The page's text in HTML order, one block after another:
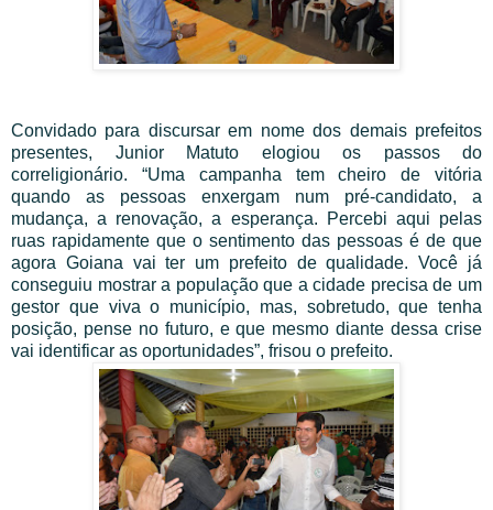
Convidado para discursar em nome dos demais prefeitos
presentes, Junior Matuto elogiou os passos do
correligionário. “Uma campanha tem cheiro de vitória
quando as pessoas enxergam num pré-candidato, a
mudança, a renovação, a esperança. Percebi aqui pelas
ruas rapidamente que o sentimento das pessoas é de que
agora Goiana vai ter um prefeito de qualidade. Você já
conseguiu mostrar a população que a cidade precisa de um
gestor que viva o município, mas, sobretudo, que tenha
posição, pense no futuro, e que mesmo diante dessa crise
vai identificar as oportunidades”, frisou o prefeito.